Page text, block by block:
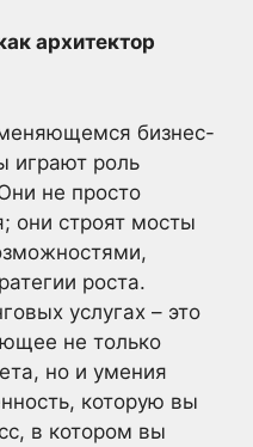
архитектор
бизнес-
играют роль
не просто
они строят мосты
роста.
услугах – это
не только
но и умения
которую вы
в котором вы